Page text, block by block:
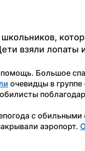
взяли лопаты
помощь. Большое
очевидцы в
с обильными
аэропорт.